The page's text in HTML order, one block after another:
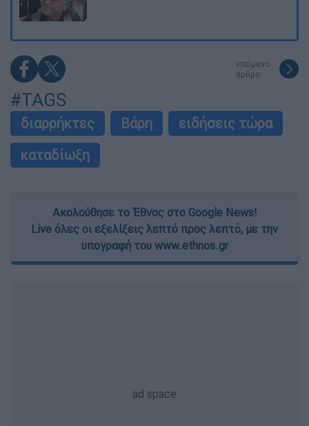
επόμενο
άρθρο
#TAGS
διαρρήκτες Βάρη
ειδήσεις τώρα
καταδίωξη
Ακολούθησε το Έθνος στο Google News!
Live όλες οι εξελίξεις λεπτό προς λεπτό, με την
υπογραφή του www.ethnos.gr